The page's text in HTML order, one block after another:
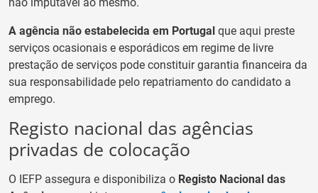
A agência não estabelecida em Portugal que aqui preste
serviços ocasionais e esporádicos em regime de livre
prestação de serviços pode constituir garantia financeira da
sua responsabilidade pelo repatriamento do candidato a
emprego.
Registo nacional das agências
privadas de colocação
O IEFP assegura e disponibiliza o Registo Nacional das